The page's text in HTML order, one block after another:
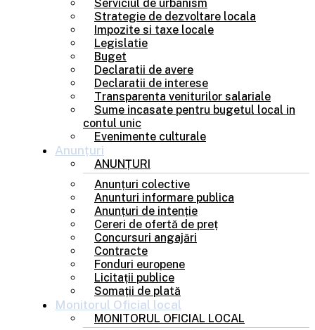
Serviciul de urbanism
Strategie de dezvoltare locala
Impozite si taxe locale
Legislatie
Buget
Declaratii de avere
Declaratii de interese
Transparenta veniturilor salariale
Sume incasate pentru bugetul local in
contul unic
Evenimente culturale
Anunțuri
ANUNȚURI
Anunțuri colective
Anunturi informare publica
Anunțuri de intenție
Cereri de ofertă de preț
Concursuri angajări
Contracte
Fonduri europene
Licitații publice
Somații de plată
Monitorul Oficial local
MONITORUL OFICIAL LOCAL